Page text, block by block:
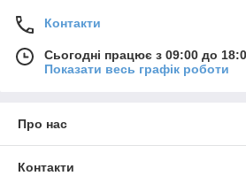
Контакти
Сьогодні працює з 09:00 до
Показати весь графік роботи
Про нас
Контакти